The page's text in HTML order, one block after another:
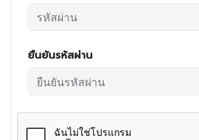
ยืนยันรหัสผ่าน